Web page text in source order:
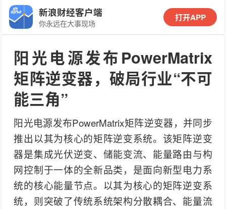
新浪财经客户端
你永远在大事现场
打开APP
阳光电源发布PowerMatrix
矩阵逆变器，破局行业“不可
能三角”
阳光电源发布PowerMatrix矩阵逆变器，并同步
推出以其为核心的矩阵逆变系统。该矩阵逆变
器是集成光伏逆变、储能变流、能量路由与构
网控制于一体的全新品类，是面向新型电力系
统的核心能量节点。以其为核心的矩阵逆变系
统，则突破了传统系统架构分散耦合、能量流